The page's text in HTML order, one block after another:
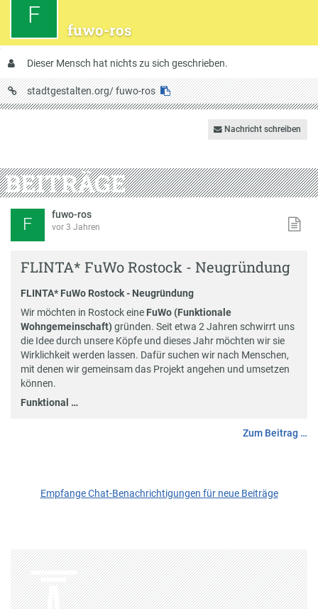
F
fuwo-ros
Über
mich
Dieser Mensch hat nichts zu sich geschrieben.
URL
auf
stadtgestalten.org/ fuwo-ros
Nachricht schreiben
BEITRÄGE
F fuwo-ros
vor 3 Jahren
FLINTA* FuWo Rostock - Neugründung
FLINTA* FuWo Rostock - Neugründung
Wir möchten in Rostock eine FuWo (Funktionale
Wohngemeinschaft) gründen. Seit etwa 2 Jahren schwirrt uns
die Idee durch unsere Köpfe und dieses Jahr möchten wir sie
Wirklichkeit werden lassen. Dafür suchen wir nach Menschen,
mit denen wir gemeinsam das Projekt angehen und umsetzen
können.
Funktional …
Zum Beitrag …
Empfange Chat-Benachrichtigungen für neue Beiträge